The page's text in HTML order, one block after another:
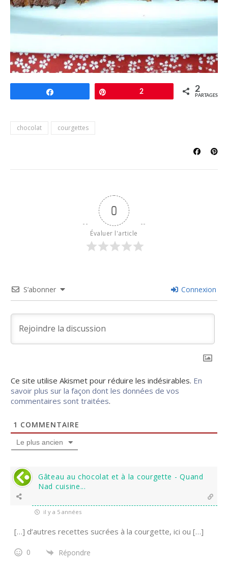
2 2
PARTAGES
chocolat courgettes
0
Évaluer l'article
S’abonner Connexion
Ce site utilise Akismet pour réduire les indésirables. En
savoir plus sur la façon dont les données de vos
commentaires sont traitées.
1 COMMENTAIRE
Le plus ancien
Gâteau au chocolat et à la courgette - Quand
Nad cuisine...
il y a 5 années
[…] d’autres recettes sucrées à la courgette, ici ou […]
0 Répondre